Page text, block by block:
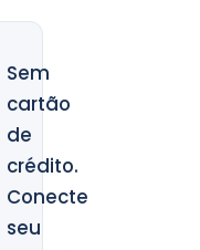
Sem
cartão
de
crédito.
Conecte
seu